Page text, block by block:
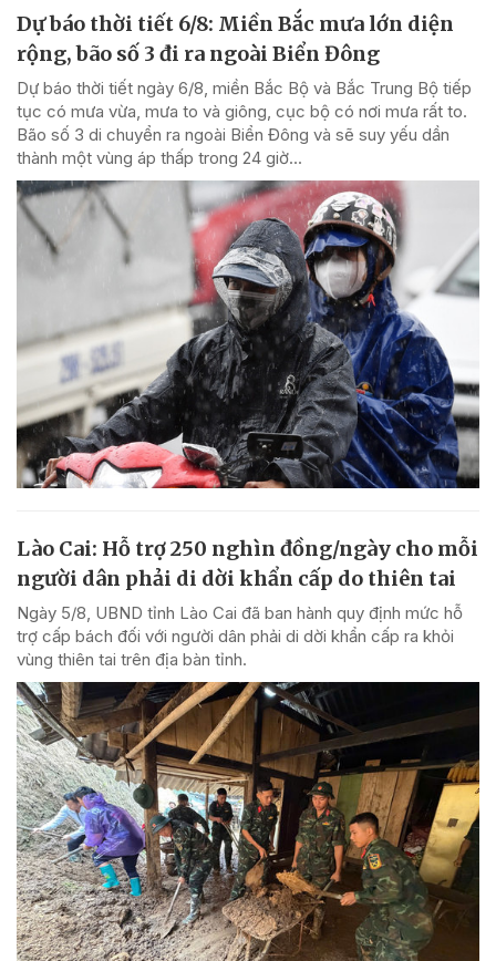
Dự báo thời tiết 6/8: Miền Bắc mưa lớn diện
rộng, bão số 3 đi ra ngoài Biển Đông
Dự báo thời tiết ngày 6/8, miền Bắc Bộ và Bắc Trung Bộ tiếp
tục có mưa vừa, mưa to và giông, cục bộ có nơi mưa rất to.
Bão số 3 di chuyển ra ngoài Biển Đông và sẽ suy yếu dần
thành một vùng áp thấp trong 24 giờ...
Lào Cai: Hỗ trợ 250 nghìn đồng/ngày cho mỗi
người dân phải di dời khẩn cấp do thiên tai
Ngày 5/8, UBND tỉnh Lào Cai đã ban hành quy định mức hỗ
trợ cấp bách đối với người dân phải di dời khẩn cấp ra khỏi
vùng thiên tai trên địa bàn tỉnh.